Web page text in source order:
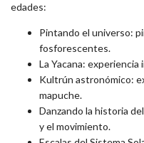
edades:
Pintando el universo:
fosforescentes.
La Yacana: experiencia
Kultrún astronómico:
mapuche.
Danzando la historia
y el movimiento.